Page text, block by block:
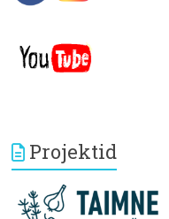
Projektid